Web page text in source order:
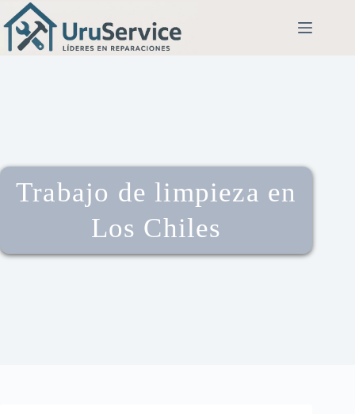
Trabajo de limpieza en
Los Chiles